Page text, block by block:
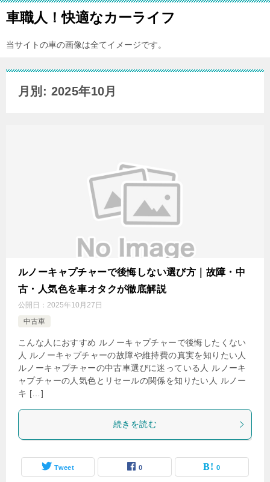
車職人！快適なカーライフ
当サイトの車の画像は全てイメージです。
月別: 2025年10月
ルノーキャプチャーで後悔しない選び方｜故障・中
古・人気色を車オタクが徹底解説
公開日： 2025年10月27日
中古車
こんな人におすすめ ルノーキャプチャーで後悔したくない
人 ルノーキャプチャーの故障や維持費の真実を知りたい人
ルノーキャプチャーの中古車選びに迷っている人 ルノーキ
ャプチャーの人気色とリセールの関係を知りたい人 ルノー
キ […]
続きを読む
Tweet 0 0